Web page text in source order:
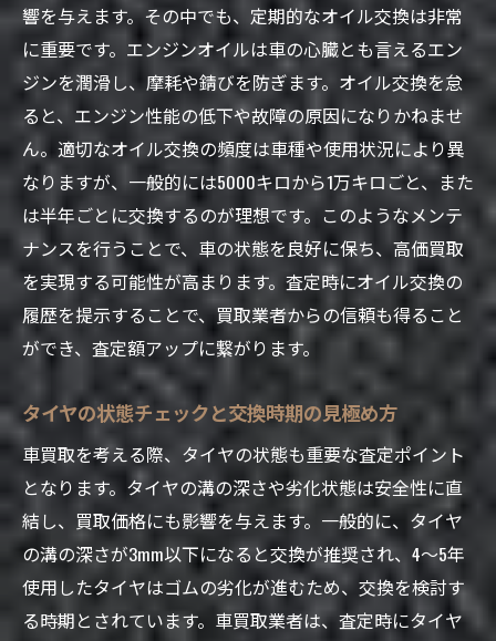
響を与えます。その中でも、定期的なオイル交換は非常
に重要です。エンジンオイルは車の心臓とも言えるエン
ジンを潤滑し、摩耗や錆びを防ぎます。オイル交換を怠
ると、エンジン性能の低下や故障の原因になりかねませ
ん。適切なオイル交換の頻度は車種や使用状況により異
なりますが、一般的には5000キロから1万キロごと、また
は半年ごとに交換するのが理想です。このようなメンテ
ナンスを行うことで、車の状態を良好に保ち、高価買取
を実現する可能性が高まります。査定時にオイル交換の
履歴を提示することで、買取業者からの信頼も得ること
ができ、査定額アップに繋がります。
タイヤの状態チェックと交換時期の見極め方
車買取を考える際、タイヤの状態も重要な査定ポイント
となります。タイヤの溝の深さや劣化状態は安全性に直
結し、買取価格にも影響を与えます。一般的に、タイヤ
の溝の深さが3mm以下になると交換が推奨され、4～5年
使用したタイヤはゴムの劣化が進むため、交換を検討す
る時期とされています。車買取業者は、査定時にタイヤ